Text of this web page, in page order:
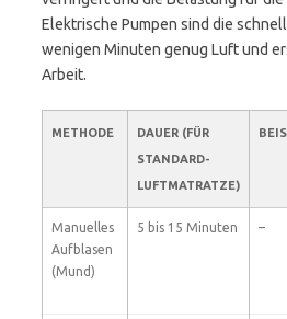
Elektrische Pumpen sind die
wenigen Minuten genug Luft und
Arbeit.
METHODE
DAUER (FÜR
STANDARD-
LUFTMATRATZE)
Manuelles
Aufblasen
(Mund)
5 bis 15 Minuten –